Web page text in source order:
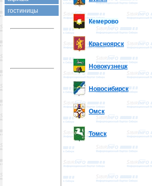
гостиницы
Кемерово
Красноярск
Новокузнецк
Новосибирск
Омск
Томск